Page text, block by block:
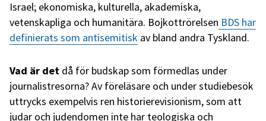
Israel; ekonomiska, kulturella, akademiska,
vetenskapliga och humanitära. Bojkottrörelsen BDS har
definierats som antisemitisk av bland andra Tyskland.
Vad är det då för budskap som förmedlas under
journalistresorna? Av föreläsare och under studiebesök
uttrycks exempelvis ren historierevisionism, som att
judar och judendomen inte har teologiska och